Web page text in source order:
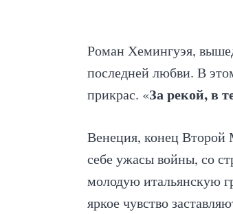
Роман Хемингуэя,
последней любви. В
прикрас. «За рекой, в
Венеция, конец
себе ужасы войны, со
молодую итальянскую
яркое чувство